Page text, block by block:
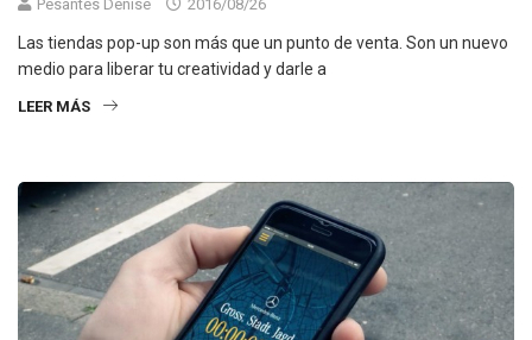
Pesantes Denise 2016/08/26
Las tiendas pop-up son más que un punto de venta. Son un nuevo
medio para liberar tu creatividad y darle a
LEER MÁS